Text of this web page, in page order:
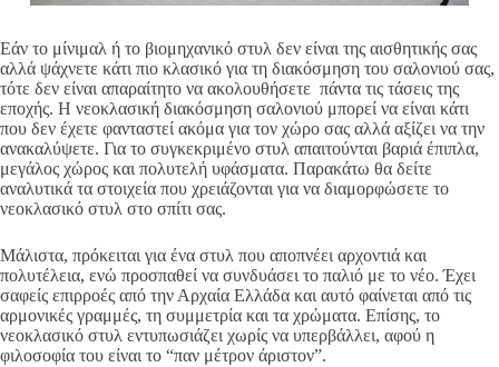
Εάν το μίνιμαλ ή το βιομηχανικό στυλ δεν είναι της αισθητικής σας
αλλά ψάχνετε κάτι πιο κλασικό για τη διακόσμηση του σαλονιού σας,
τότε δεν είναι απαραίτητο να ακολουθήσετε πάντα τις τάσεις της
εποχής. Η νεοκλασική διακόσμηση σαλονιού μπορεί να είναι κάτι
που δεν έχετε φανταστεί ακόμα για τον χώρο σας αλλά αξίζει να την
ανακαλύψετε. Για το συγκεκριμένο στυλ απαιτούνται βαριά έπιπλα,
μεγάλος χώρος και πολυτελή υφάσματα. Παρακάτω θα δείτε
αναλυτικά τα στοιχεία που χρειάζονται για να διαμορφώσετε το
νεοκλασικό στυλ στο σπίτι σας.
Μάλιστα, πρόκειται για ένα στυλ που αποπνέει αρχοντιά και
πολυτέλεια, ενώ προσπαθεί να συνδυάσει το παλιό με το νέο. Έχει
σαφείς επιρροές από την Αρχαία Ελλάδα και αυτό φαίνεται από τις
αρμονικές γραμμές, τη συμμετρία και τα χρώματα. Επίσης, το
νεοκλασικό στυλ εντυπωσιάζει χωρίς να υπερβάλλει, αφού η
φιλοσοφία του είναι το “παν μέτρον άριστον”.